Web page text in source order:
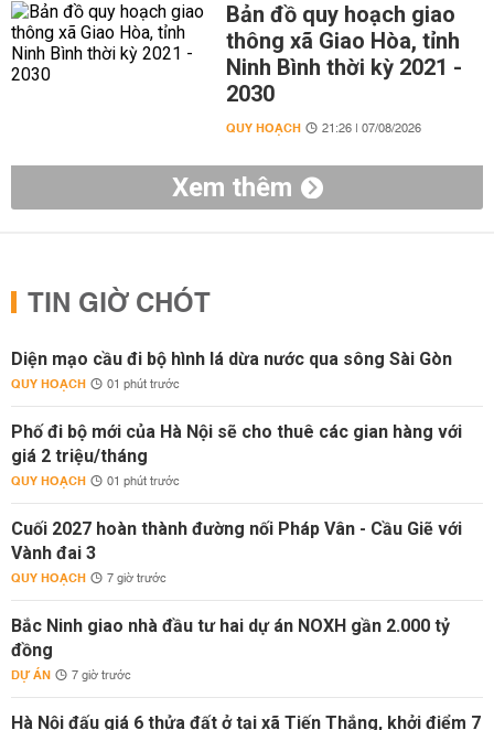
Bản đồ quy hoạch giao
thông xã Giao Hòa, tỉnh
Ninh Bình thời kỳ 2021 -
2030
QUY HOẠCH 21:26 | 07/08/2026
Xem thêm
TIN GIỜ CHÓT
Diện mạo cầu đi bộ hình lá dừa nước qua sông Sài Gòn
QUY HOẠCH 01 phút trước
Phố đi bộ mới của Hà Nội sẽ cho thuê các gian hàng với
giá 2 triệu/tháng
QUY HOẠCH 01 phút trước
Cuối 2027 hoàn thành đường nối Pháp Vân - Cầu Giẽ với
Vành đai 3
QUY HOẠCH 7 giờ trước
Bắc Ninh giao nhà đầu tư hai dự án NOXH gần 2.000 tỷ
đồng
DỰ ÁN 7 giờ trước
Hà Nội đấu giá 6 thửa đất ở tại xã Tiến Thắng, khởi điểm 7